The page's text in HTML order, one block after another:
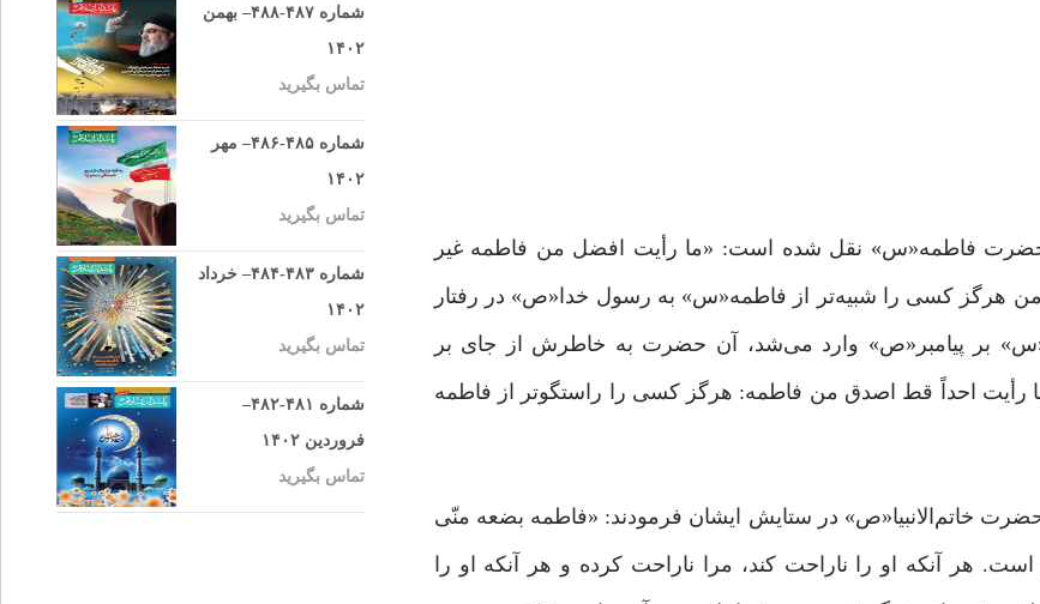
حضرت فاطمه«س» نقل شده است: «ما رأیت افضل من فاطمه غیر
«من هرگز کسی را شبیه‌تر از فاطمه«س» به رسول خدا«ص» در رفتار
بر پیامبر«ص» وارد می‌شد، آن حضرت به خاطرش از جای بر
احداً قط اصدق من فاطمه: هرگز کسی را راستگوتر از فاطمه
در ستایش ایشان فرمودند: «فاطمه بضعه منّی
هر آنکه او را ناراحت کند، مرا ناراحت کرده و هر آنکه او را
شماره ۴۸۷-۴۸۸– بهمن
۱۴۰۲
تماس بگیرید
شماره ۴۸۵-۴۸۶– مهر
۱۴۰۲
تماس بگیرید
شماره ۴۸۳-۴۸۴– خرداد
۱۴۰۲
تماس بگیرید
شماره ۴۸۱-۴۸۲–
فروردین ۱۴۰۲
تماس بگیرید